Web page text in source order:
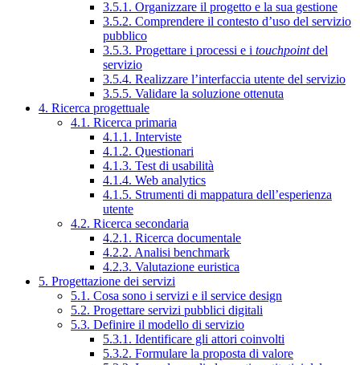
3.5.1. Organizzare il progetto e la sua gestione
3.5.2. Comprendere il contesto d’uso del servizio
pubblico
3.5.3. Progettare i processi e i touchpointdel
servizio
3.5.4. Realizzare l’interfaccia utente del servizio
3.5.5. Validare la soluzione ottenuta
4. Ricerca progettuale
4.1. Ricerca primaria
4.1.1. Interviste
4.1.2. Questionari
4.1.3. Test di usabilità
4.1.4. Web analytics
4.1.5. Strumenti di mappatura dell’esperienza
utente
4.2. Ricerca secondaria
4.2.1. Ricerca documentale
4.2.2. Analisi benchmark
4.2.3. Valutazione euristica
5. Progettazione dei servizi
5.1. Cosa sono i servizi e il service design
5.2. Progettare servizi pubblici digitali
5.3. Definire il modello di servizio
5.3.1. Identificare gli attori coinvolti
5.3.2. Formulare la proposta di valore